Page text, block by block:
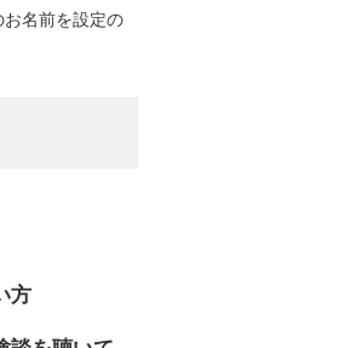
名前を設定の
方